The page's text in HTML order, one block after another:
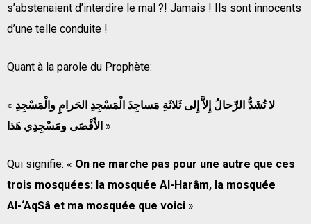
s’abstenaient d’interdire le mal ?! Jamais ! Ils sont innocents
d’une telle conduite !
Quant à la parole du Prophète:
« لا تُشَدُّ الرِّحالُ إِلاَّ إِلى ثَلاثَةِ مَساجِد الْمَسْجِدِ الحَرامِ والْمَسْجِدِ
الأَقْصَى ومَسْجِدِي هَذا »
Qui signifie: « On ne marche pas pour une autre que ces
trois mosquées: la mosquée Al-Harâm, la mosquée
Al-‘AqSâ et ma mosquée que voici »